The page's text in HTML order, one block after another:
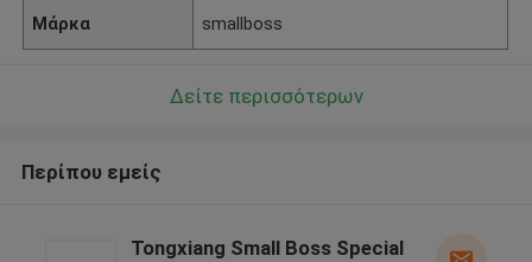
Μάρκα smallboss
Δείτε περισσότερων
Περίπου εμείς
Tongxiang Small Boss Special